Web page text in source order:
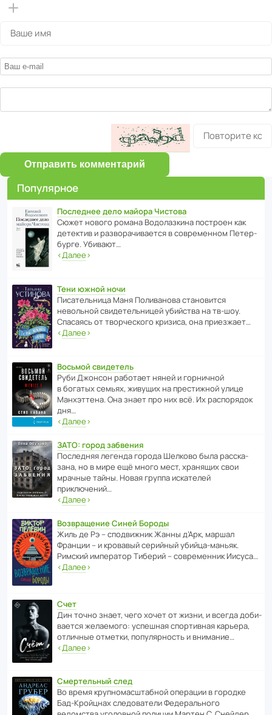
Отправить комментарий
Популярное
Последнее дело майора Чистова
Сюжет нового романа Водо­ла­з­кина пост­роен как
дете­ктив и разво­ра­чи­ва­ется в совре­менном Пете­р­
бурге. Убивают…
‹Далее›
Тени южной ночи
Писа­тель­ница Маня Поли­ва­нова стано­вится
невольной свиде­тель­ницей убийства на тв-шоу.
Спасаясь от твор­че­с­кого кризиса, она приезжает…
‹Далее›
Восьмой свидетель
Руби Джонсон рабо­тает няней и горни­чной
в богатых семьях, живущих на прес­ти­жной улице
Манх­эт­тена. Она знает про них всё. Их распо­рядок
дня…
‹Далее›
ЗАТО: город забвения
После­дняя легенда города Шелково была расска­
зана, но в мире ещё много мест, хранящих свои
мрачные тайны. Новая группа иска­телей
приключений…
‹Далее›
Возвращение Синей Бороды
Жиль де Рэ – спод­ви­жник Жанны д’Арк, маршал
Франции – и кровавый серийный убийца-маньяк.
Римский импе­ратор Тиберий – совре­менник Иисуса…
‹Далее›
Счет
Дин точно знает, чего хочет от жизни, и всегда доби­
ва­ется жела­е­мого: успе­шная спор­ти­вная карьера,
отли­чные отметки, попу­ля­р­ность и внимание…
‹Далее›
Смертельный след
Во время круп­но­мас­ш­та­бной операции в городке
Бад‑Крой­цнах следо­ва­тели Феде­раль­ного